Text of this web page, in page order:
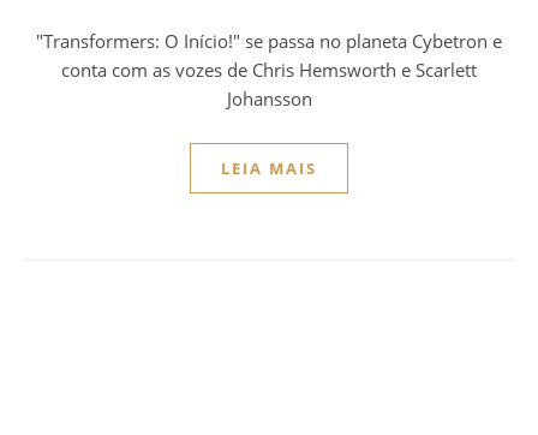
"Transformers: O Início!" se passa no planeta Cybetron e
conta com as vozes de Chris Hemsworth e Scarlett
Johansson
LEIA MAIS